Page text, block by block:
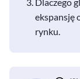
Dlaczego
ekspansję
rynku.